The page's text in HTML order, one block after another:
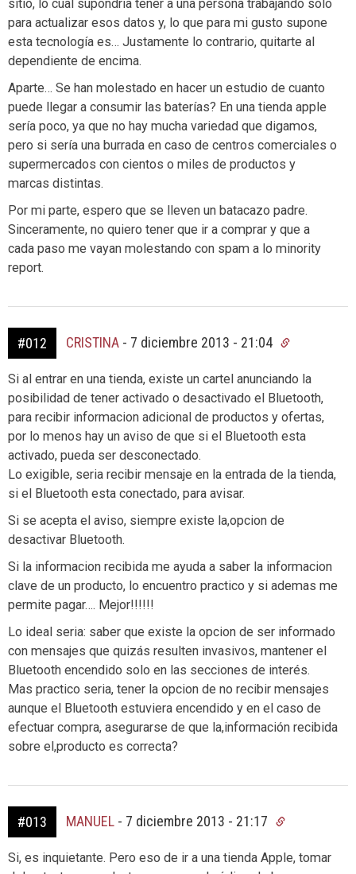
sitio, lo cual supondría tener a una persona trabajando solo
para actualizar esos datos y, lo que para mi gusto supone
esta tecnología es… Justamente lo contrario, quitarte al
dependiente de encima.
Aparte… Se han molestado en hacer un estudio de cuanto
puede llegar a consumir las baterías? En una tienda apple
sería poco, ya que no hay mucha variedad que digamos,
pero si sería una burrada en caso de centros comerciales o
supermercados con cientos o miles de productos y
marcas distintas.
Por mi parte, espero que se lleven un batacazo padre.
Sinceramente, no quiero tener que ir a comprar y que a
cada paso me vayan molestando con spam a lo minority
report.
#012 CRISTINA - 7 diciembre 2013 - 21:04
Si al entrar en una tienda, existe un cartel anunciando la
posibilidad de tener activado o desactivado el Bluetooth,
para recibir informacion adicional de productos y ofertas,
por lo menos hay un aviso de que si el Bluetooth esta
activado, pueda ser desconectado.
Lo exigible, seria recibir mensaje en la entrada de la tienda,
si el Bluetooth esta conectado, para avisar.
Si se acepta el aviso, siempre existe la,opcion de
desactivar Bluetooth.
Si la informacion recibida me ayuda a saber la informacion
clave de un producto, lo encuentro practico y si ademas me
permite pagar…. Mejor!!!!!!
Lo ideal seria: saber que existe la opcion de ser informado
con mensajes que quizás resulten invasivos, mantener el
Bluetooth encendido solo en las secciones de interés.
Mas practico seria, tener la opcion de no recibir mensajes
aunque el Bluetooth estuviera encendido y en el caso de
efectuar compra, asegurarse de que la,información recibida
sobre el,producto es correcta?
#013 MANUEL - 7 diciembre 2013 - 21:17
Si, es inquietante. Pero eso de ir a una tienda Apple, tomar